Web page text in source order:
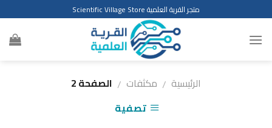
to
content
متجر القرية العلمية Scientific Village Store
الرئيسية / مكثفات / الصفحة 2
تصفية